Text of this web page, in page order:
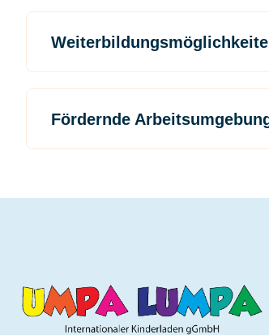
Fördernde